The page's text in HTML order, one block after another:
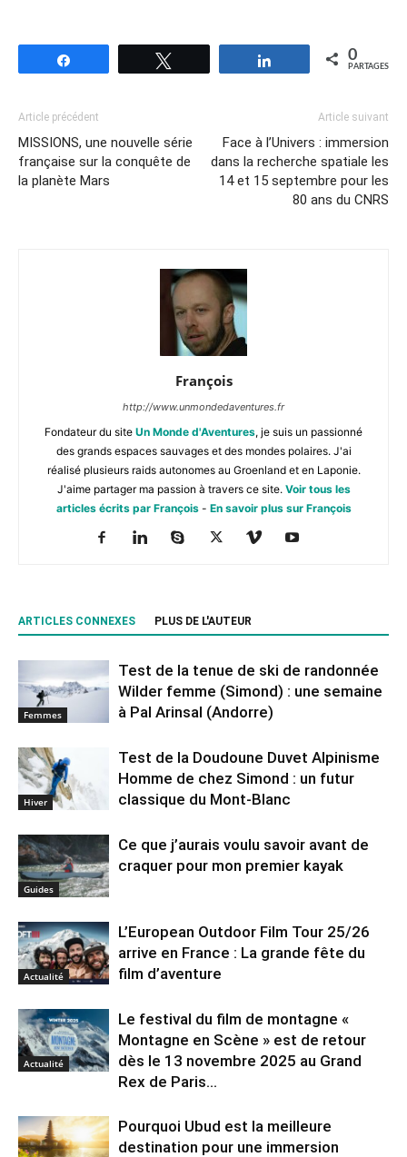
Partagez 0
PARTAGES
Article précédent
MISSIONS, une nouvelle série
française sur la conquête de
la planète Mars
Article suivant
Face à l’Univers : immersion
dans la recherche spatiale les
14 et 15 septembre pour les
80 ans du CNRS
François
http://www.unmondedaventures.fr
Fondateur du site Un Monde d'Aventures, je suis un passionné
des grands espaces sauvages et des mondes polaires. J'ai
réalisé plusieurs raids autonomes au Groenland et en Laponie.
J'aime partager ma passion à travers ce site. Voir tous les
articles écrits par François- En savoir plus sur François
ARTICLES CONNEXES PLUS DE L'AUTEUR
Femmes
Test de la tenue de ski de randonnée
Wilder femme (Simond) : une semaine
à Pal Arinsal (Andorre)
Hiver
Test de la Doudoune Duvet Alpinisme
Homme de chez Simond : un futur
classique du Mont-Blanc
Guides
Ce que j’aurais voulu savoir avant de
craquer pour mon premier kayak
Actualité
L’European Outdoor Film Tour 25/26
arrive en France : La grande fête du
film d’aventure
Actualité
Le festival du film de montagne «
Montagne en Scène » est de retour
dès le 13 novembre 2025 au Grand
Rex de Paris...
Pourquoi Ubud est la meilleure
destination pour une immersion